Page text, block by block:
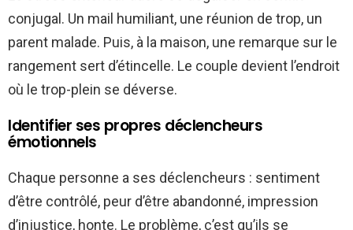
conjugal. Un mail humiliant, une réunion de trop, un
parent malade. Puis, à la maison, une remarque sur le
rangement sert d’étincelle. Le couple devient l’endroit
où le trop-plein se déverse.
Identifier ses propres déclencheurs
émotionnels
Chaque personne a ses déclencheurs : sentiment
d’être contrôlé, peur d’être abandonné, impression
d’injustice, honte. Le problème, c’est qu’ils se